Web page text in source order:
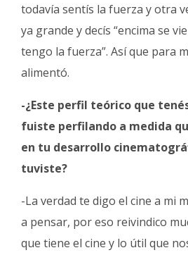
todavía sentís la fuerza y otra
ya grande y decís “encima se
tengo la fuerza”. Así que para
alimentó.
-¿Este perfil teórico que
fuiste perfilando a medida
en tu desarrollo
tuviste?
-La verdad te digo el cine a mi
a pensar, por eso reivindico
que tiene el cine y lo útil que